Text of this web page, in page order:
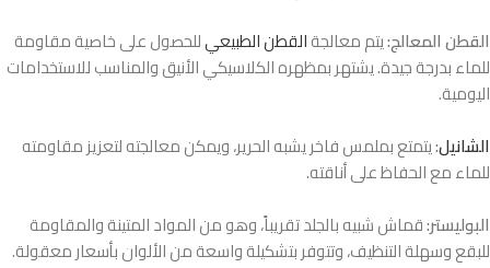
القطن المعالج:يتم معالجةالقطن الطبيعيللحصول على خاصية مقاومة
للماء بدرجة جيدة. يشتهر بمظهره الكلاسيكي الأنيق والمناسب للاستخدامات
اليومية.
الشانيل:يتمتع بملمس فاخر يشبه الحرير، ويمكن معالجته لتعزيز مقاومته
للماء مع الحفاظ على أناقته.
البوليستر:قماش شبيه بالجلد تقريباً، وهو من المواد المتينة والمقاومة
للبقع وسهلة التنظيف، وتتوفر بتشكيلة واسعة من الألوان بأسعار معقولة.